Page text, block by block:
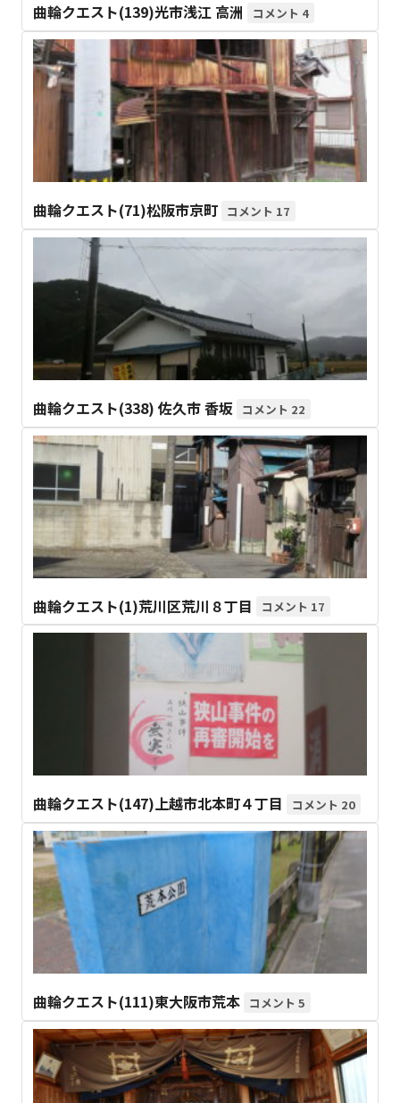
曲輪クエスト(139)光市浅江 高洲 4
曲輪クエスト(71)松阪市京町 17
曲輪クエスト(338) 佐久市 香坂 22
曲輪クエスト(1)荒川区荒川８丁目 17
曲輪クエスト(147)上越市北本町４丁目 20
曲輪クエスト(111)東大阪市荒本 5